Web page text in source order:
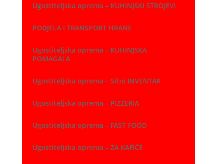
Ugostiteljska oprema – KUHINJSKI STROJEVI
PODJELA I TRANSPORT HRANE
Ugostiteljska oprema – KUHINJSKA
POMAGALA
Ugostiteljska oprema – Sitni INVENTAR
Ugostiteljska oprema – PIZZERIA
Ugostiteljska oprema – FAST FOOD
Ugostiteljska oprema – ZA KAFIĆE